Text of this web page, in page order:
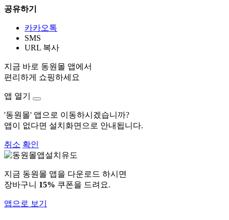
공유하기
카카오톡
SMS
URL 복사
지금 바로 동원몰 앱에서
편리하게 쇼핑하세요
앱 열기
'동원몰' 앱으로 이동하시겠습니까?
앱이 없다면 설치화면으로 안내됩니다.
취소 확인
지금 동원몰 앱을 다운로드 하시면
장바구니 15% 쿠폰을 드려요.
앱으로 보기